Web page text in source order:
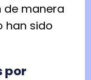
de manera
han sido
por